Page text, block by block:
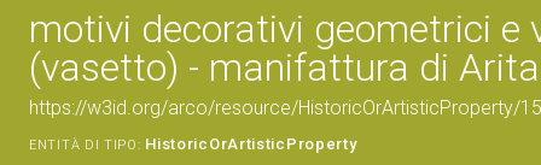
motivi decorativi geometrici e
(vasetto) - manifattura di
https://w3id.org/arco/resource/HistoricOrArtisticProperty/
ENTITÀ DI TIPO: HistoricOrArtisticProperty